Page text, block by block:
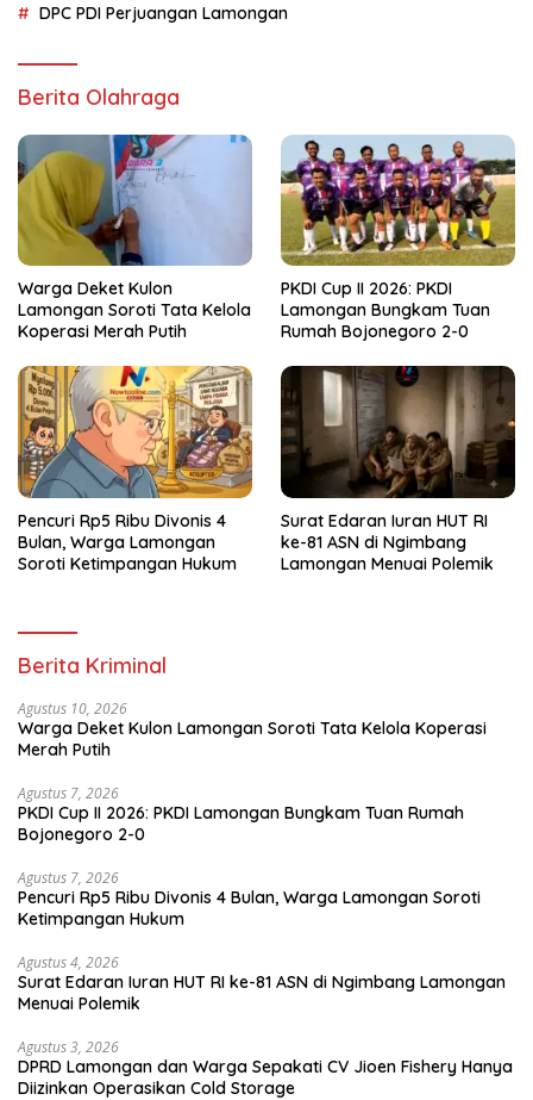
DPC PDI Perjuangan Lamongan
Berita Olahraga
Warga Deket Kulon
Lamongan Soroti Tata Kelola
Koperasi Merah Putih
PKDI Cup II 2026: PKDI
Lamongan Bungkam Tuan
Rumah Bojonegoro 2-0
Pencuri Rp5 Ribu Divonis 4
Bulan, Warga Lamongan
Soroti Ketimpangan Hukum
Surat Edaran Iuran HUT RI
ke-81 ASN di Ngimbang
Lamongan Menuai Polemik
Berita Kriminal
Agustus 10, 2026
Warga Deket Kulon Lamongan Soroti Tata Kelola Koperasi
Merah Putih
Agustus 7, 2026
PKDI Cup II 2026: PKDI Lamongan Bungkam Tuan Rumah
Bojonegoro 2-0
Agustus 7, 2026
Pencuri Rp5 Ribu Divonis 4 Bulan, Warga Lamongan Soroti
Ketimpangan Hukum
Agustus 4, 2026
Surat Edaran Iuran HUT RI ke-81 ASN di Ngimbang Lamongan
Menuai Polemik
Agustus 3, 2026
DPRD Lamongan dan Warga Sepakati CV Jioen Fishery Hanya
Diizinkan Operasikan Cold Storage